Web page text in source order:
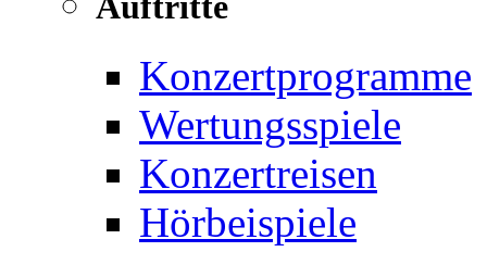
Konzertprogramme
Wertungsspiele
Konzertreisen
Hörbeispiele